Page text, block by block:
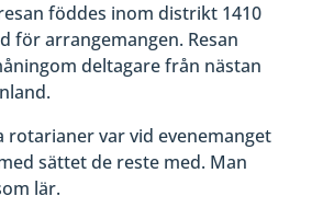
föddes inom distrikt 1410
för arrangemangen. Resan
deltagare från nästan
rotarianer var vid evenemanget
sättet de reste med. Man
lär.